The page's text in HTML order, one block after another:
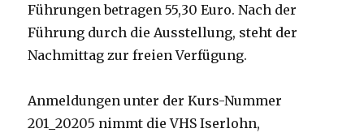
Führungen betragen 55,30 Euro. Nach der
Führung durch die Ausstellung, steht der
Nachmittag zur freien Verfügung.
Anmeldungen unter der Kurs-Nummer
201_20205 nimmt die VHS Iserlohn,